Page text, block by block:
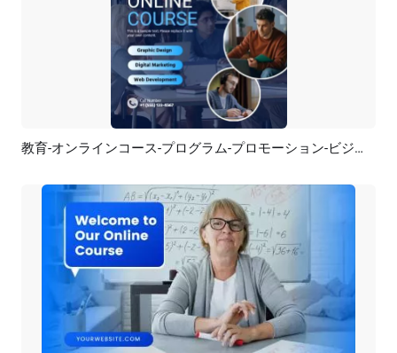
プレビュー AI再生成 教育-オンラインコース-プログラム-プロモーション-ビジネス